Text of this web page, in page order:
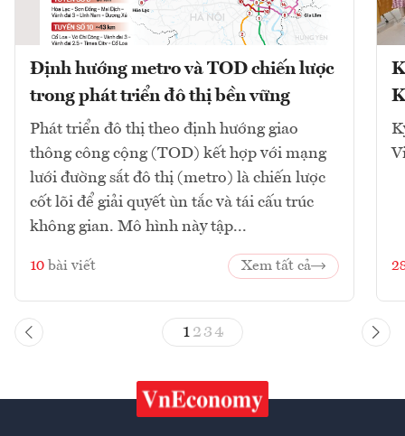
Định hướng metro và TOD chiến lược
trong phát triển đô thị bền vững
Phát triển đô thị theo định hướng giao
thông công cộng (TOD) kết hợp với mạng
lưới đường sắt đô thị (metro) là chiến lược
cốt lõi để giải quyết ùn tắc và tái cấu trúc
không gian. Mô hình này tập...
10 bài viết Xem tất cả
1 23 4